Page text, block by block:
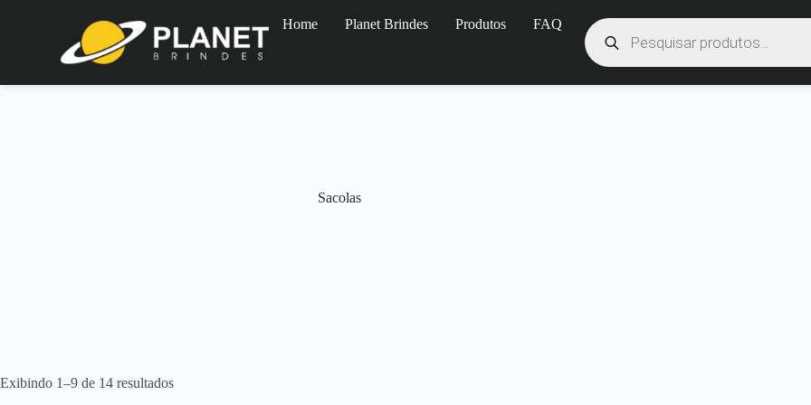
Home Planet Brindes Produtos FAQ
Sacolas
Exibindo 1–9 de 14 resultados